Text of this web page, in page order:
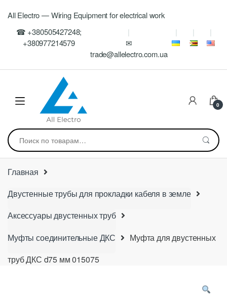
navigation
content
All Electro — Wiring Equipment for electrical work
☎ +380505427248;
+380977214579
✉
trade@allelectro.com.ua
0
Искать:
Главная
Двустенные трубы для прокладки кабеля в земле
Аксессуары двустенных труб
Муфты соединительные ДКС
Муфта для двустенных
труб ДКС d75 мм 015075